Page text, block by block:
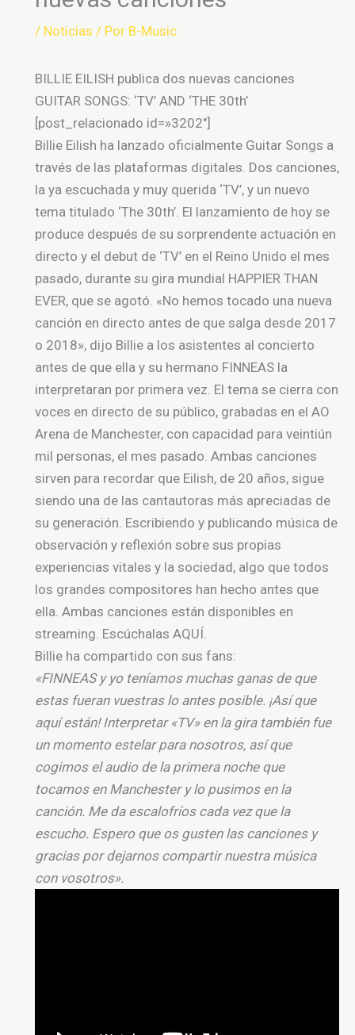
/ Noticias / Por B-Music
BILLIE EILISH publica dos nuevas canciones
GUITAR SONGS: ‘TV’ AND ‘THE 30th’
[post_relacionado id=»3202″]
Billie Eilish ha lanzado oficialmente Guitar Songs a
través de las plataformas digitales. Dos canciones,
la ya escuchada y muy querida ‘TV’, y un nuevo
tema titulado ‘The 30th’. El lanzamiento de hoy se
produce después de su sorprendente actuación en
directo y el debut de ‘TV’ en el Reino Unido el mes
pasado, durante su gira mundial HAPPIER THAN
EVER, que se agotó. «No hemos tocado una nueva
canción en directo antes de que salga desde 2017
o 2018», dijo Billie a los asistentes al concierto
antes de que ella y su hermano FINNEAS la
interpretaran por primera vez. El tema se cierra con
voces en directo de su público, grabadas en el AO
Arena de Manchester, con capacidad para veintiún
mil personas, el mes pasado. Ambas canciones
sirven para recordar que Eilish, de 20 años, sigue
siendo una de las cantautoras más apreciadas de
su generación. Escribiendo y publicando música de
observación y reflexión sobre sus propias
experiencias vitales y la sociedad, algo que todos
los grandes compositores han hecho antes que
ella. Ambas canciones están disponibles en
streaming. Escúchalas AQUÍ.
Billie ha compartido con sus fans:
«FINNEAS y yo teníamos muchas ganas de que
estas fueran vuestras lo antes posible. ¡Así que
aquí están! Interpretar «TV» en la gira también fue
un momento estelar para nosotros, así que
cogimos el audio de la primera noche que
tocamos en Manchester y lo pusimos en la
canción. Me da escalofríos cada vez que la
escucho. Espero que os gusten las canciones y
gracias por dejarnos compartir nuestra música
con vosotros».